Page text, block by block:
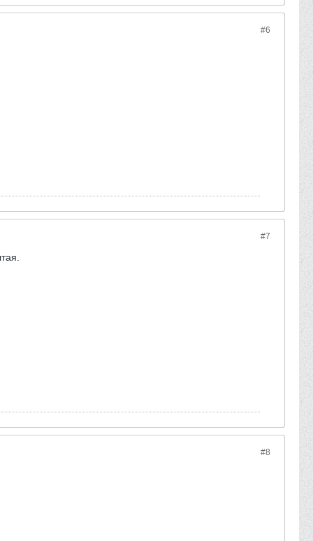
#6
#7
#8